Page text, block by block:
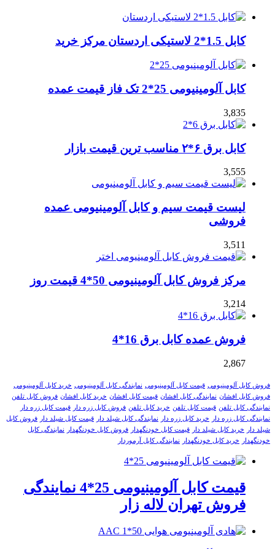
کابل 1.5*2 لاستیکی اردستان مرکز خرید
کابل آلومینیومی 25*2 تک فاز قیمت عمده
3,835
کابل برق ۶*۲ مناسب ترین قیمت بازار
3,555
لیست قیمت سیم و کابل آلومینیومی عمده
فروشی
3,511
مرکز فروش کابل آلومینیومی 50*4 قیمت روز
3,214
فروش عمده کابل برق 16*4
2,867
فروش کابل آلومینیومی قیمت کابل آلومینیومی نمایندگی کابل آلومینیومی خرید کابل آلومینیومی
فروش کابل افشان نمایندگی کابل افشان قیمت کابل افشان خرید کابل افشان فروش کابل تلفن
نمایندگی کابل تلفن قیمت کابل تلفن خرید کابل تلفن فروش کابل زره دار
قیمت کابل زره دار
نمایندگی کابل زره دار
خرید کابل زره دار نمایندگی کابل شیلد دار قیمت کابل شیلد دار
فروش کابل
شیلد دار
خرید کابل شیلد دار قیمت کابل خودنگهدار فروش کابل خودنگهدار
نمایندگی کابل
خودنگهدار
خرید کابل خودنگهدار نمایندگی کابل آرموردار
قیمت کابل آلومینیومی 25*4 نمایندگی
فروش تهران لاله زار